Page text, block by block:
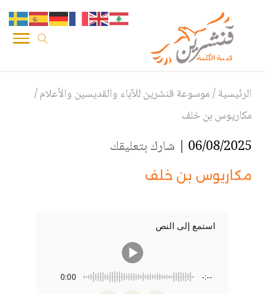
الرئيسية/موسوعة قنشرين للآباء والقديسين والأعلام/
مكاريوس بن خلف
06/08/2025 | شارك بتعليقك
مكاريوس بن خلف
استمع إلى النص
0:00 -:--